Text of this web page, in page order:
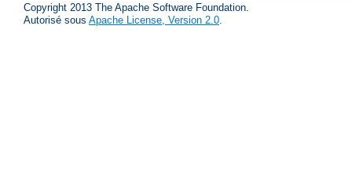
Copyright 2013 The Apache Software Foundation.
Autorisé sous Apache License, Version 2.0